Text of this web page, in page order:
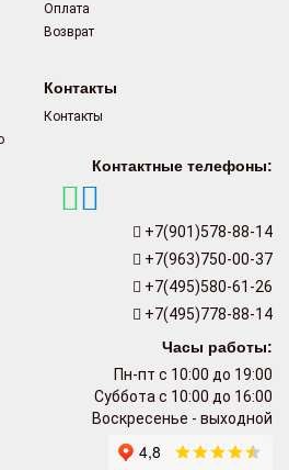
Оплата
Возврат
Контакты
Контакты
Контактные телефоны:
+7(901)578-88-14
+7(963)750-00-37
+7(495)580-61-26
+7(495)778-88-14
Часы работы:
Пн-пт с 10:00 до 19:00
Суббота с 10:00 до 16:00
Воскресенье - выходной